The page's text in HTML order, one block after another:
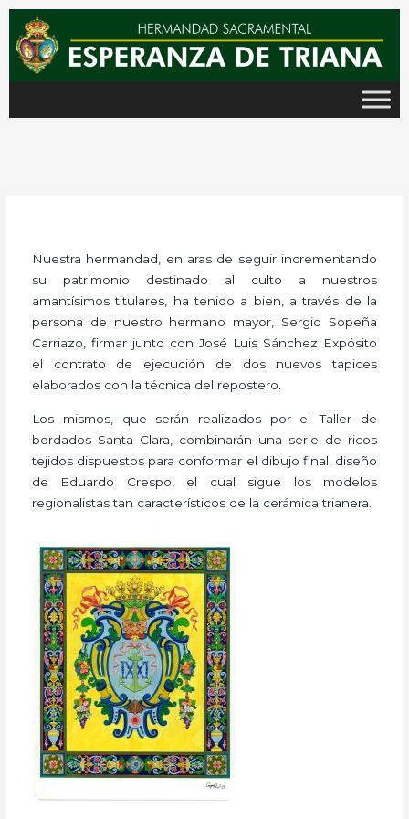
contenido
Nuestra hermandad, en aras de seguir incrementando
su patrimonio destinado al culto a nuestros
amantísimos titulares, ha tenido a bien, a través de la
persona de nuestro hermano mayor, Sergio Sopeña
Carriazo, firmar junto con José Luis Sánchez Expósito
el contrato de ejecución de dos nuevos tapices
elaborados con la técnica del repostero.
Los mismos, que serán realizados por el Taller de
bordados Santa Clara, combinarán una serie de ricos
tejidos dispuestos para conformar el dibujo final, diseño
de Eduardo Crespo, el cual sigue los modelos
regionalistas tan característicos de la cerámica trianera.